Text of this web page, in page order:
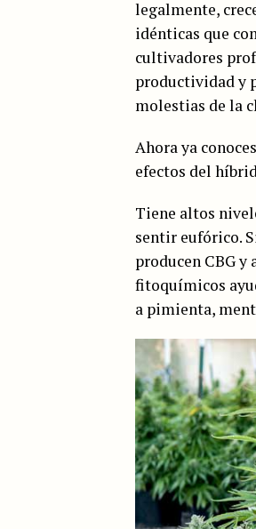
legalmente,
idénticas que
cultivadores
productividad y
molestias de la
Ahora ya
efectos del
Tiene altos
sentir eufórico.
producen CBG
fitoquímicos
a pimienta,